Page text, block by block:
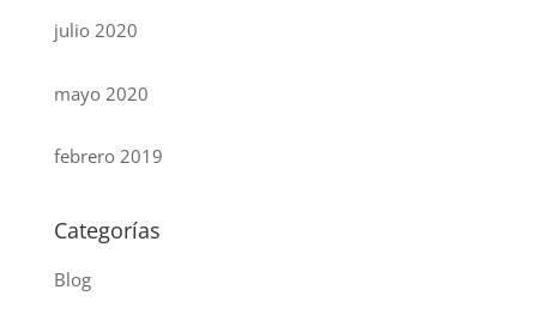
julio 2020
mayo 2020
febrero 2019
Categorías
Blog